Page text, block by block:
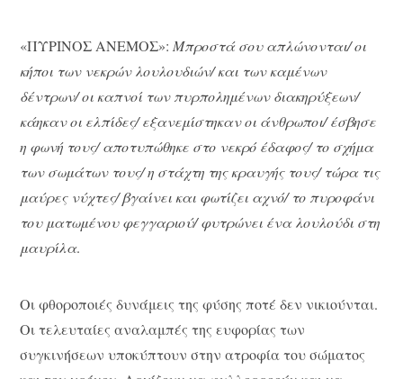
«ΠΥΡΙΝΟΣ ΑΝΕΜΟΣ»:Μπροστά σου απλώνονται/ οι
κήποι των νεκρών λουλουδιών/ και των καμένων
δέντρων/ οι καπνοί των πυρπολημένων διακηρύξεων/
κάηκαν οι ελπίδες/ εξανεμίστηκαν οι άνθρωποι/ έσβησε
η φωνή τους/ αποτυπώθηκε στο νεκρό έδαφος/ το σχήμα
των σωμάτων τους/ η στάχτη της κραυγής τους/ τώρα τις
μαύρες νύχτες/ βγαίνει και φωτίζει αχνό/ το πυροφάνι
του ματωμένου φεγγαριού/ φυτρώνει ένα λουλούδι στη
μαυρίλα.
Οι φθοροποιές δυνάμεις της φύσης ποτέ δεν νικιούνται.
Οι τελευταίες αναλαμπές της ευφορίας των
συγκινήσεων υποκύπτουν στην ατροφία του σώματος